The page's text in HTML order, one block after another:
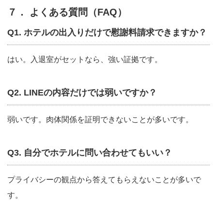
７． よくある質問（FAQ）
Q1. ホテルの出入りだけで慰謝料請求できますか？
はい。入退室がセットなら、強い証拠です。
Q2. LINEの内容だけでは弱いですか？
弱いです。肉体関係を証明できないことが多いです。
Q3. 自分でホテルに問い合わせてもいい？
プライバシーの観点から答えてもらえないことが多いで
す。